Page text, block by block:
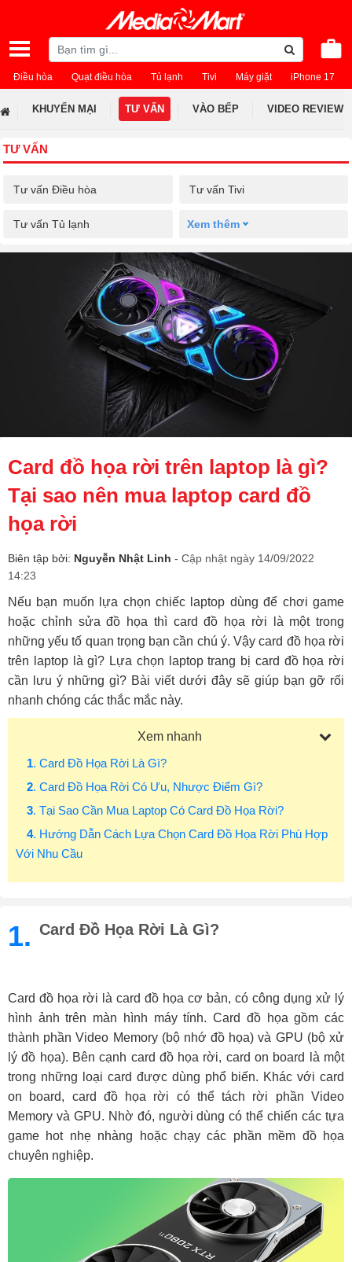
Điều hòa Quạt điều hòa Tủ lạnh Tivi Máy giặt iPhone 17
KHUYẾN MẠI TƯ VẤN VÀO BẾP VIDEO REVIEW
TƯ VẤN
Tư vấn Điều hòa Tư vấn Tivi
Tư vấn Tủ lạnh Xem thêm
Card đồ họa rời trên laptop là gì?
Tại sao nên mua laptop card đồ
họa rời
Biên tập bởi: Nguyễn Nhật Linh - Cập nhật ngày 14/09/2022
14:23
Nếu bạn muốn lựa chọn chiếc laptop dùng để chơi game
hoặc chỉnh sửa đồ họa thì card đồ họa rời là một trong
những yếu tố quan trọng bạn cần chú ý. Vậy card đồ họa rời
trên laptop là gì? Lựa chọn laptop trang bị card đồ họa rời
cần lưu ý những gì? Bài viết dưới đây sẽ giúp bạn gỡ rối
nhanh chóng các thắc mắc này.
Xem nhanh
1. Card Đồ Họa Rời Là Gì?
2. Card Đồ Họa Rời Có Ưu, Nhược Điểm Gì?
3. Tại Sao Cần Mua Laptop Có Card Đồ Họa Rời?
4. Hướng Dẫn Cách Lựa Chọn Card Đồ Họa Rời Phù Hợp
Với Nhu Cầu
1. Card Đồ Họa Rời Là Gì?
Card đồ họa rời là card đồ họa cơ bản, có công dụng xử lý
hình ảnh trên màn hình máy tính. Card đồ họa gồm các
thành phần Video Memory (bộ nhớ đồ họa) và GPU (bộ xử
lý đồ họa). Bên cạnh card đồ họa rời, card on board là một
trong những loại card được dùng phổ biến. Khác với card
on board, card đồ họa rời có thể tách rời phần Video
Memory và GPU. Nhờ đó, người dùng có thể chiến các tựa
game hot nhẹ nhàng hoặc chạy các phần mềm đồ họa
chuyên nghiệp.